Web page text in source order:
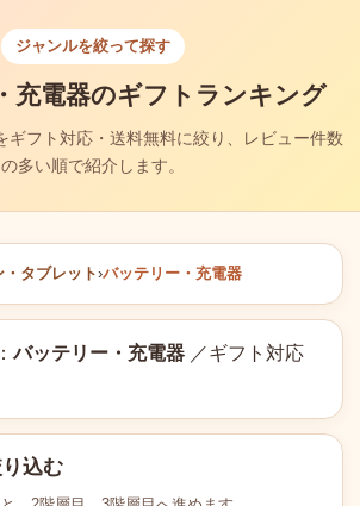
ジャンルを絞って探す
充電器のギフトランキング
ギフト対応・送料無料に絞り、レビュー件数
の多い順で紹介します。
タブレット›バッテリー・充電器
バッテリー・充電器 ／ギフト対応
込む